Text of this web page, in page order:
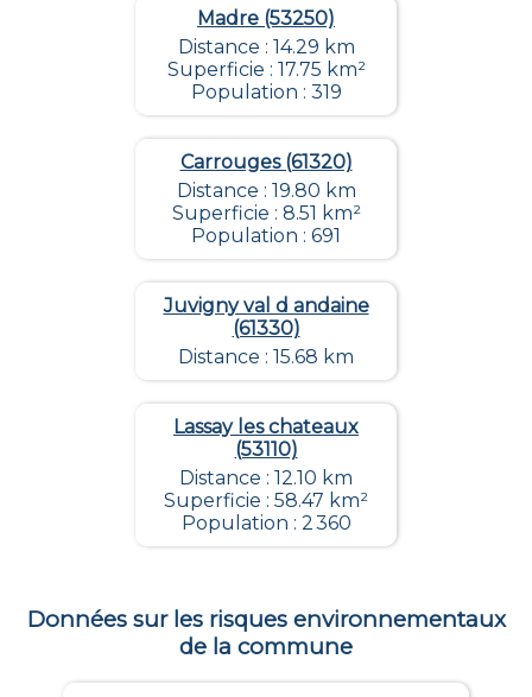
Madre (53250)
Distance : 14.29 km
Superficie : 17.75 km²
Population : 319
Carrouges (61320)
Distance : 19.80 km
Superficie : 8.51 km²
Population : 691
Juvigny val d andaine
(61330)
Distance : 15.68 km
Lassay les chateaux
(53110)
Distance : 12.10 km
Superficie : 58.47 km²
Population : 2 360
Données sur les risques environnementaux
de la commune